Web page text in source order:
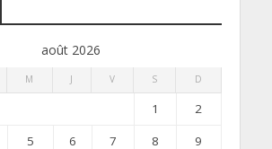
août 2026
M J V S D
1
2
5 6 7 8
9